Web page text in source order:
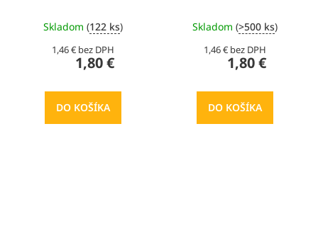
Skladom (122 ks)
1,46 € bez DPH
1,80 €
DO KOŠÍKA
Skladom (>500 ks)
1,46 € bez DPH
1,80 €
DO KOŠÍKA